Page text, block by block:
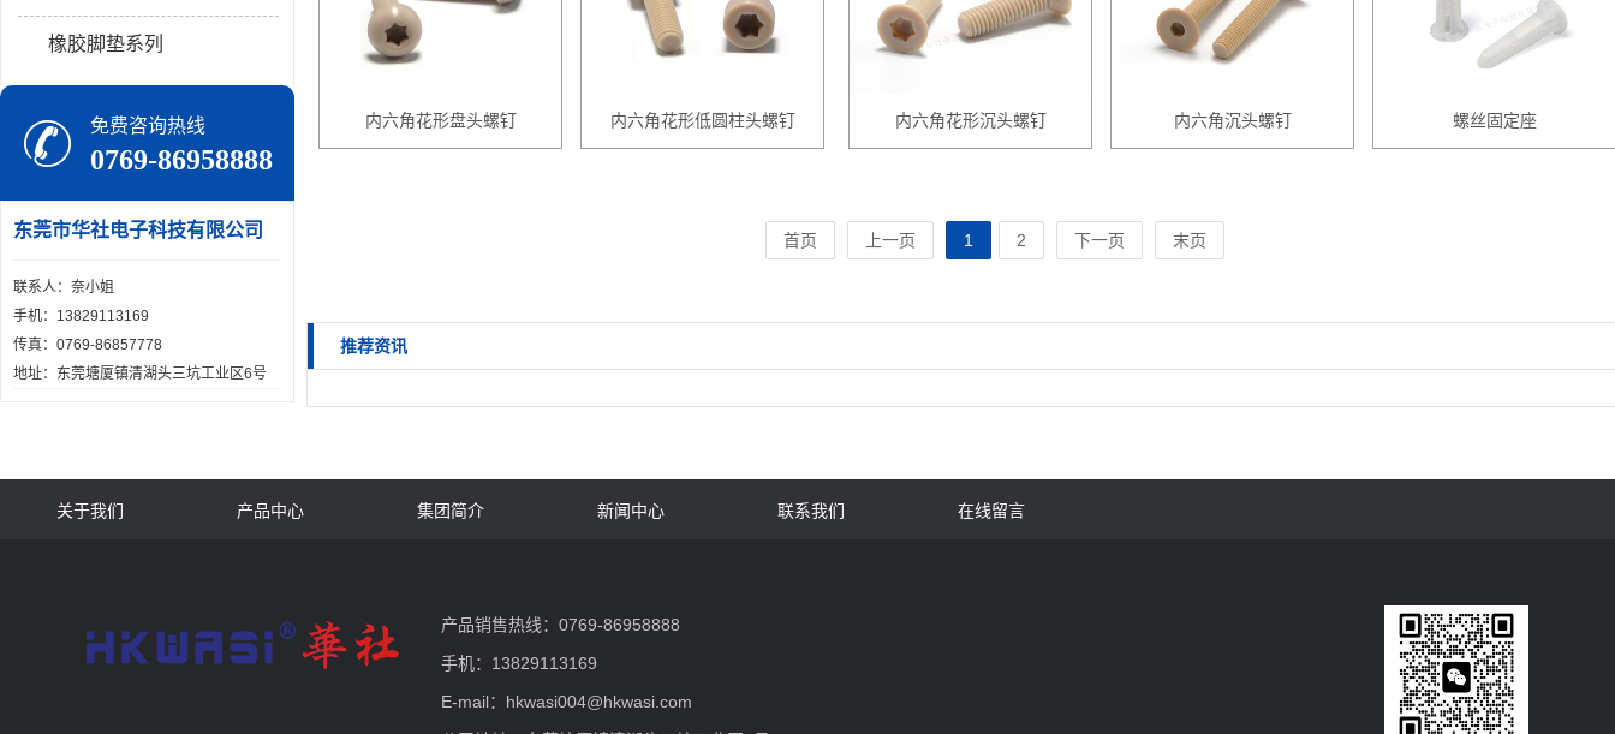
橡胶脚垫系列
免费咨询热线
0769-86958888
东莞市华社电子科技有限公司
联系人：奈小姐
手机：13829113169
传真：0769-86857778
地址：东莞塘厦镇清湖头三坑工业区6号
内六角花形盘头螺钉 内六角花形低圆柱头螺钉 内六角花形沉头螺钉 内六角沉头螺钉 螺丝固定座
首页 上一页 1 2 下一页 末页
推荐资讯
关于我们 产品中心 集团简介 新闻中心 联系我们 在线留言
产品销售热线：0769-86958888
手机：13829113169
E-mail：hkwasi004@hkwasi.com